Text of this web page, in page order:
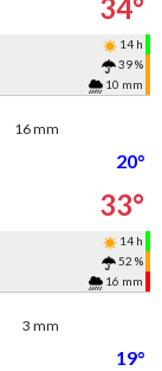
34°
14 h
39 %
10 mm
16 mm
20°
33°
14 h
52 %
16 mm
3 mm
19°